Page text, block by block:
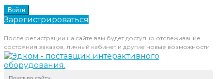
Зарегистрироваться
После регистрации на сайте вам будет доступно отслеживание
состояния заказов, личный кабинет и другие новые возможности